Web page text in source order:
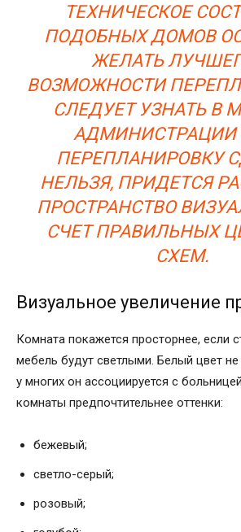
ТЕХНИЧЕСКОЕ
ПОДОБНЫХ ДОМОВ
ЖЕЛАТЬ
ВОЗМОЖНОСТИ
СЛЕДУЕТ УЗНАТЬ В
АДМИНИСТРАЦИИ
ПЕРЕПЛАНИРОВКУ
НЕЛЬЗЯ, ПРИДЕТСЯ
ПРОСТРАНСТВО
СЧЕТ ПРАВИЛЬНЫХ
СХЕМ.
Визуальное увеличение
Комната покажется просторнее, если
мебель будут светлыми. Белый цвет
у многих он ассоциируется с
комнаты предпочтительнее оттенки:
бежевый;
светло-серый;
розовый;